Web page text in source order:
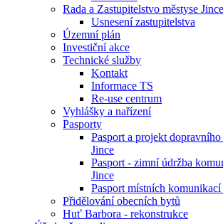
Rada a Zastupitelstvo městyse Jince
Usnesení zastupitelstva
Územní plán
Investiční akce
Technické služby
Kontakt
Informace TS
Re-use centrum
Vyhlášky a nařízení
Pasporty
Pasport a projekt
Jince
Pasport - zimní údržba
Jince
Pasport místních
Přidělování obecních bytů
Huť Barbora - rekonstrukce